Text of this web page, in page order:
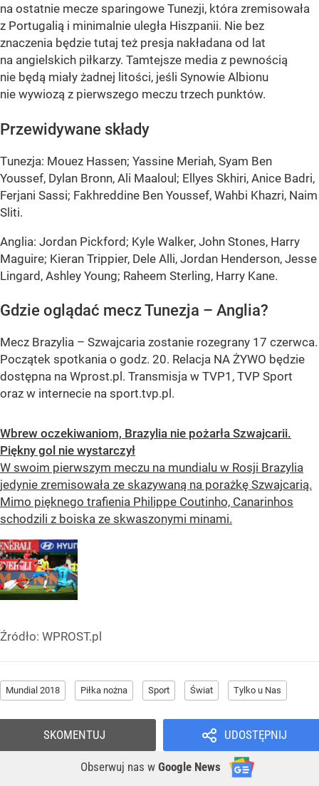
na ostatnie mecze sparingowe Tunezji, która zremisowała
z Portugalią i minimalnie uległa Hiszpanii. Nie bez
znaczenia będzie tutaj też presja nakładana od lat
na angielskich piłkarzy. Tamtejsze media z pewnością
nie będą miały żadnej litości, jeśli Synowie Albionu
nie wywiozą z pierwszego meczu trzech punktów.
Przewidywane składy
Тunezja: Mouez Hassen; Yassine Meriah, Syam Ben
Youssef, Dylan Bronn, Ali Maaloul; Ellyes Skhiri, Anice Badri,
Ferjani Sassi; Fakhreddine Ben Youssef, Wahbi Khazri, Naim
Sliti.
Anglia: Jordan Pickford; Kyle Walker, John Stones, Harry
Maguire; Kieran Trippier, Dele Alli, Jordan Henderson, Jesse
Lingard, Ashley Young; Raheem Sterling, Harry Kane.
Gdzie oglądać mecz Tunezja – Anglia?
Mecz Brazylia – Szwajcaria zostanie rozegrany 17 czerwca.
Początek spotkania o godz. 20. Relacja NA ŻYWO będzie
dostępna na Wprost.pl. Transmisja w TVP1, TVP Sport
oraz w internecie na sport.tvp.pl.
Wbrew oczekiwaniom, Brazylia nie pożarła Szwajcarii.
Piękny gol nie wystarczył
W swoim pierwszym meczu na mundialu w Rosji Brazylia
jedynie zremisowała ze skazywaną na porażkę Szwajcarią.
Mimo pięknego trafienia Philippe Coutinho, Canarinhos
schodzili z boiska ze skwaszonymi minami.
Źródło: WPROST.pl
Mundial 2018 Piłka nożna Sport Świat Tylko u Nas
UDOSTĘPNIJ
Obserwuj nas w Google News
SKOMENTUJ